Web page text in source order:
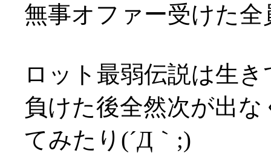
無事オファー受けた
ロット最弱伝説は生
負けた後全然次が出
てみたり(´Д｀;)